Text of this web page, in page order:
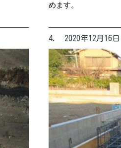
めます。
4. 2020年12月16日